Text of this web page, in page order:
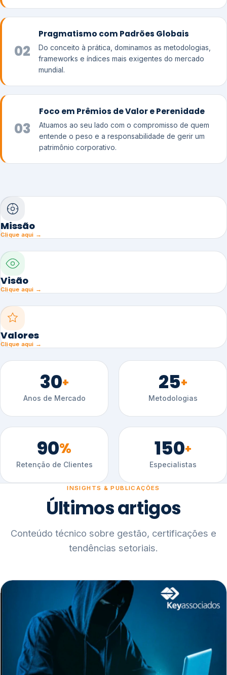
02
Pragmatismo com Padrões Globais
Do conceito à prática, dominamos as metodologias,
frameworks e índices mais exigentes do mercado
mundial.
03
Foco em Prêmios de Valor e Perenidade
Atuamos ao seu lado com o compromisso de quem
entende o peso e a responsabilidade de gerir um
patrimônio corporativo.
Missão
Clique aqui →
Visão
Clique aqui →
Valores
Clique aqui →
30+
Anos de Mercado
25+
Metodologias
90%
Retenção de Clientes
150+
Especialistas
INSIGHTS & PUBLICAÇÕES
Últimos artigos
Conteúdo técnico sobre gestão, certificações e
tendências setoriais.